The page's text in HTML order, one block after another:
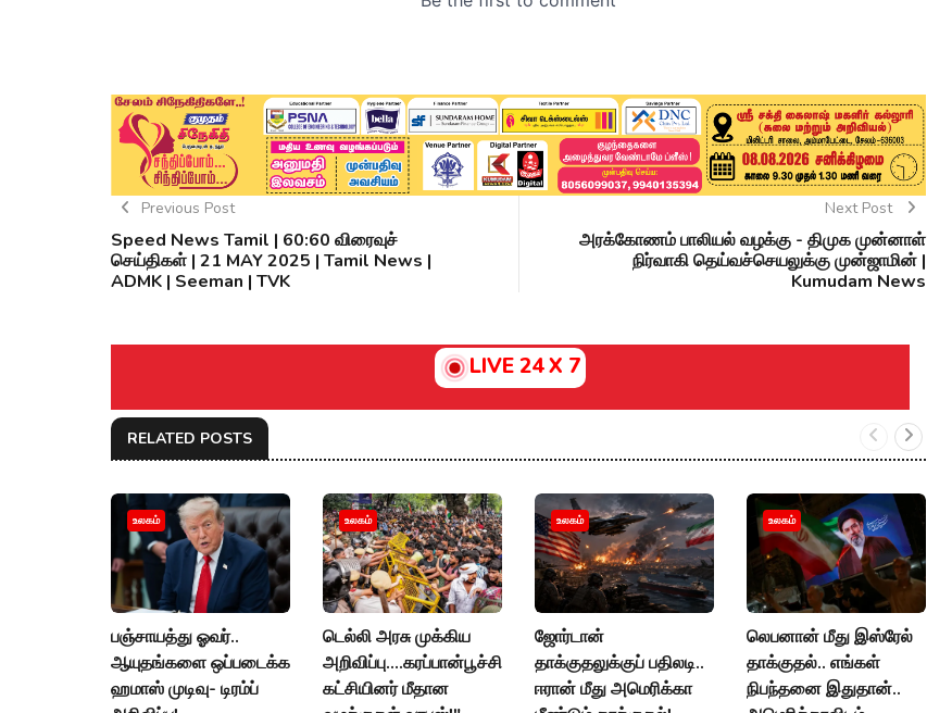
Previous Post
Speed News Tamil | 60:60 விரைவுச்
செய்திகள் | 21 MAY 2025 | Tamil News |
ADMK | Seeman | TVK
Next Post
அரக்கோணம் பாலியல் வழக்கு - திமுக முன்னாள்
நிர்வாகி தெய்வச்செயலுக்கு முன்ஜாமின் |
Kumudam News
LIVE 24 X 7
RELATED POSTS
உலகம்
பஞ்சாயத்து ஓவர்..
ஆயுதங்களை ஒப்படைக்க
ஹமாஸ் முடிவு- டிரம்ப்
உலகம்
டெல்லி அரசு முக்கிய
அறிவிப்பு....கரப்பான்பூச்சி
கட்சியினர் மீதான
உலகம்
ஜோர்டான்
தாக்குதலுக்குப் பதிலடி..
ஈரான் மீது அமெரிக்கா
உலகம்
லெபனான் மீது இஸ்ரேல்
தாக்குதல்.. எங்கள்
நிபந்தனை இதுதான்..